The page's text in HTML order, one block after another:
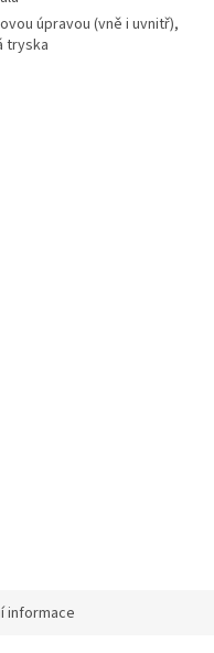
úpravou (vně i uvnitř),
tryska
informace